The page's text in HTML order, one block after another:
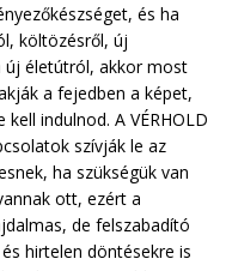
és ha
költözésről, új
új életútról, akkor most
a fejedben a képet,
indulnod. A VÉRHOLD
szívják le az
ha szükségük van
ott, ezért a
de felszabadító
hirtelen döntésekre is